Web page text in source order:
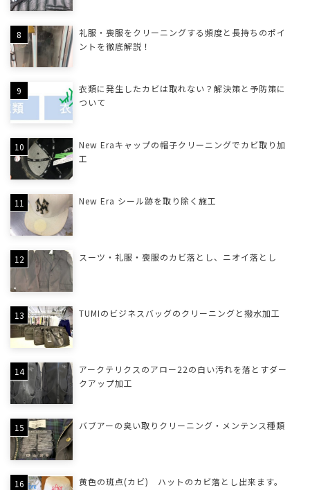
礼服・喪服をクリーニングする頻度と長持ちのポイ
ントを徹底解説！
衣類に発生したカビは取れない？解決策と予防策に
ついて
New Eraキャップの帽子クリーニングでカビ取り加
工
New Era シール跡を取り除く施工
スーツ・礼服・喪服のカビ落とし、ニオイ落とし
TUMIのビジネスバッグのクリーニングと撥水加工
アークテリクスのアロー22の白い汚れを落とすダー
クアップ加工
バブアーの臭い取りクリーニング・メンテンス種類
黄色の斑点(カビ) ハットのカビ落とし出来ます。